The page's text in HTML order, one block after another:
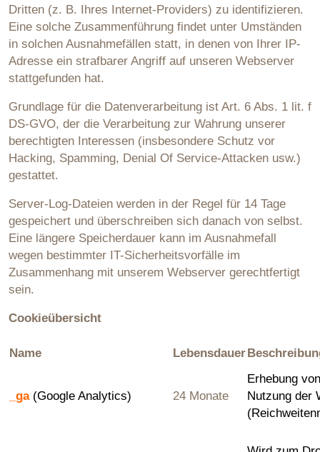
Dritten (z. B. Ihres Internet-Providers) zu identifizieren.
Eine solche Zusammenführung findet unter Umständen
in solchen Ausnahmefällen statt, in denen von Ihrer IP-
Adresse ein strafbarer Angriff auf unseren Webserver
stattgefunden hat.
Grundlage für die Datenverarbeitung ist Art. 6 Abs. 1 lit. f
DS-GVO, der die Verarbeitung zur Wahrung unserer
berechtigten Interessen (insbesondere Schutz vor
Hacking, Spamming, Denial Of Service-Attacken usw.)
gestattet.
Server-Log-Dateien werden in der Regel für 14 Tage
gespeichert und überschreiben sich danach von selbst.
Eine längere Speicherdauer kann im Ausnahmefall
wegen bestimmter IT-Sicherheitsvorfälle im
Zusammenhang mit unserem Webserver gerechtfertigt
sein.
Cookieübersicht
Name Lebensdauer
_ga (Google Analytics) 24 Monate
Erhebung
Nutzung der